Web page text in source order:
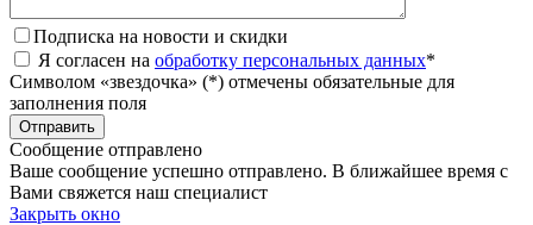
Подписка на новости и скидки
Я согласен на обработку персональных данных*
Символом «звездочка» (*) отмечены обязательные для
заполнения поля
Сообщение отправлено
Ваше сообщение успешно отправлено. В ближайшее время с
Вами свяжется наш специалист
Закрыть окно